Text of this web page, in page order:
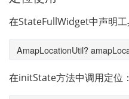
在StateFullWidget中声明工
AmapLocationUtil?
在initState方法中调用定位：